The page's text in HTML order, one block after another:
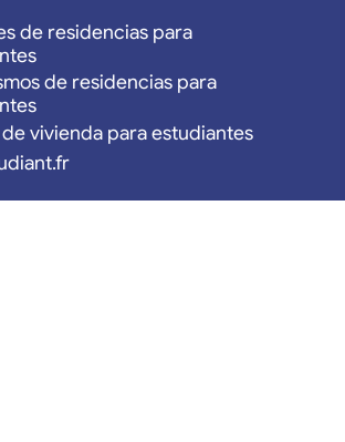
de residencias para
de residencias para
vivienda para estudiantes